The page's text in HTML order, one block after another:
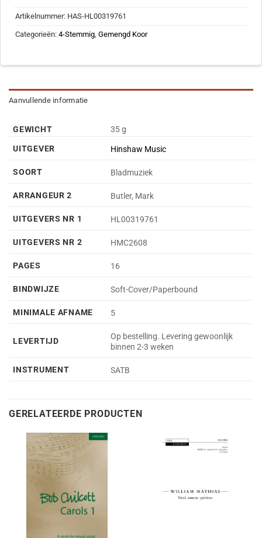
Artikelnummer: HAS-HL00319761
Categorieën: 4-Stemmig Gemengd Koor
Aanvullende informatie
GEWICHT
35 g
UITGEVER
Hinshaw Music
SOORT Bladmuziek
ARRANGEUR 2 Butler, Mark
UITGEVERS NR 1 HL00319761
UITGEVERS NR 2 HMC2608
PAGES 16
BINDWIJZE Soft-Cover/Paperbound
MINIMALE AFNAME 5
LEVERTIJD
Op bestelling. Levering gewoonlijk
binnen 2-3 weken
INSTRUMENT SATB
GERELATEERDE PRODUCTEN